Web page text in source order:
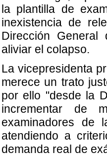
la plantilla de
inexistencia de
Dirección
aliviar el colapso.
La vicepresidenta
merece un trato
por ello "desde la
incrementar de
examinadores de
atendiendo a
demanda real de